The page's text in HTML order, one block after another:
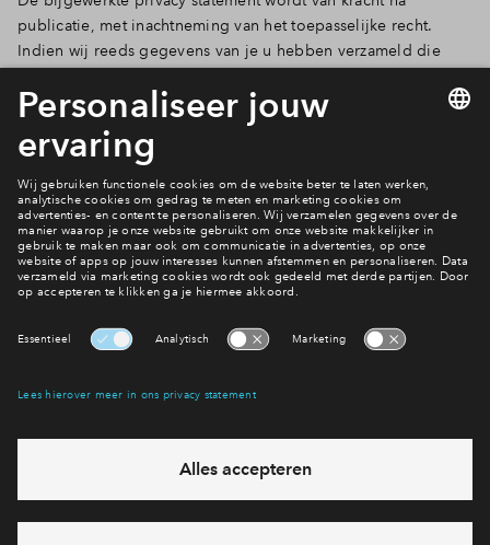
publicatie, met inachtneming van het toepasselijke recht.
Indien wij reeds gegevens van je u hebben verzameld die
aan een wettelijke informatieplicht, zullen wij je ook op de
hoogte brengen van eventuele belangrijke wijzigingen in
onze verklaring inzake gegevensbescherming.
Dit privacy statement is voor het laatst gewijzigd op 5 februari
2026 en is onderworpen aan een jaarlijkse review.
(Versie 3.3)
Interesse? Meld je dan snel aan
Hiermee blijf je op de hoogte van het belangrijkste nieuws en
Ja, ik wil mij aanmelden